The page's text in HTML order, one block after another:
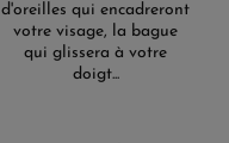
d'oreilles qui encadreront
votre visage, la bague
qui glissera à votre
doigt...